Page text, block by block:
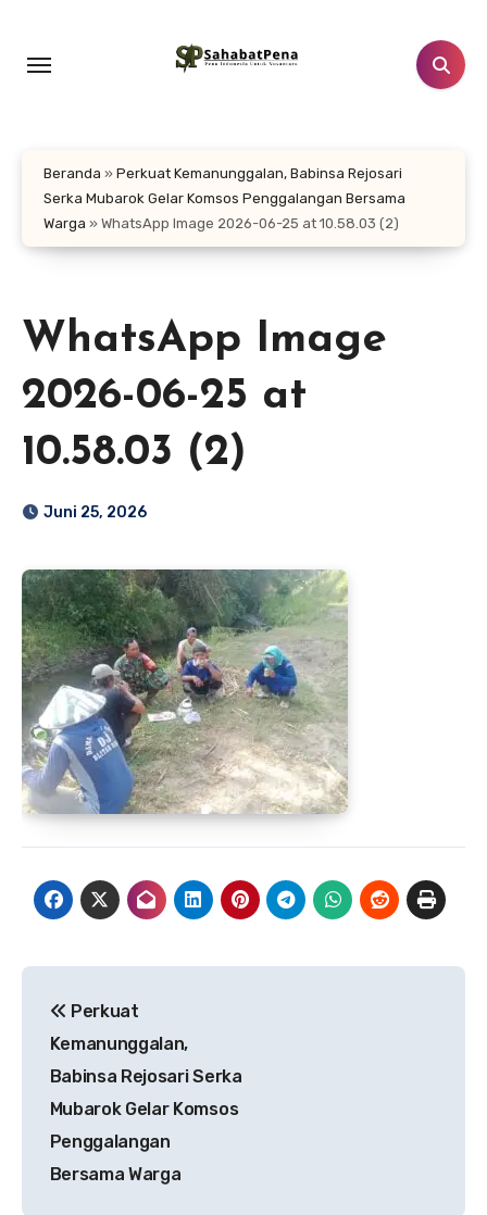
konten
Beranda » Perkuat Kemanunggalan, Babinsa Rejosari
Serka Mubarok Gelar Komsos Penggalangan Bersama
Warga » WhatsApp Image 2026-06-25 at 10.58.03 (2)
WhatsApp Image
2026-06-25 at
10.58.03 (2)
Juni 25, 2026
pos
Perkuat
Kemanunggalan,
Babinsa Rejosari Serka
Mubarok Gelar Komsos
Penggalangan
Bersama Warga